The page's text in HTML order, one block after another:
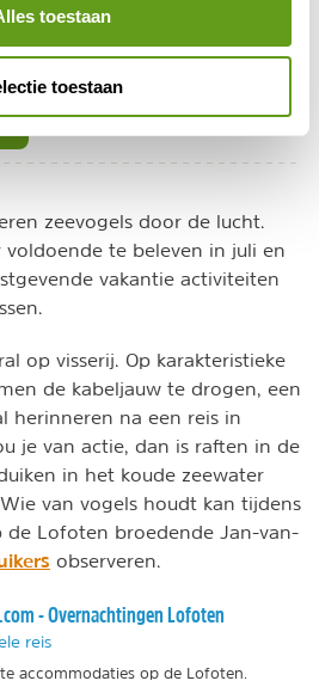
toestaan
toestaan
reis
zeevogels door de lucht.
voldoende te beleven in juli en
vakantie activiteiten
op visserij. Op karakteristieke
de kabeljauw te drogen, een
herinneren na een reis in
je van actie, dan is raften in de
in het koude zeewater
van vogels houdt kan tijdens
de Lofoten broedende Jan-van-
observeren.
- Overnachtingen Lofoten
reis
accommodaties op de Lofoten.